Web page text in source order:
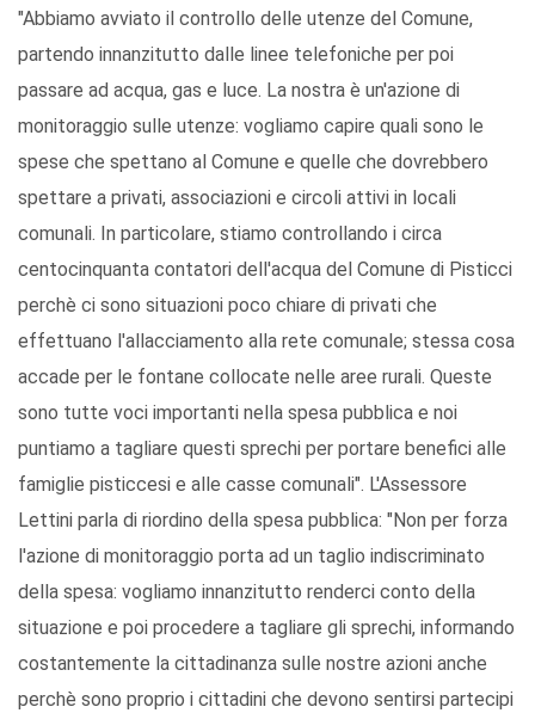
"Abbiamo avviato il controllo delle utenze del Comune,
partendo innanzitutto dalle linee telefoniche per poi
passare ad acqua, gas e luce. La nostra è un'azione di
monitoraggio sulle utenze: vogliamo capire quali sono le
spese che spettano al Comune e quelle che dovrebbero
spettare a privati, associazioni e circoli attivi in locali
comunali. In particolare, stiamo controllando i circa
centocinquanta contatori dell'acqua del Comune di Pisticci
perchè ci sono situazioni poco chiare di privati che
effettuano l'allacciamento alla rete comunale; stessa cosa
accade per le fontane collocate nelle aree rurali. Queste
sono tutte voci importanti nella spesa pubblica e noi
puntiamo a tagliare questi sprechi per portare benefici alle
famiglie pisticcesi e alle casse comunali". L'Assessore
Lettini parla di riordino della spesa pubblica: "Non per forza
l'azione di monitoraggio porta ad un taglio indiscriminato
della spesa: vogliamo innanzitutto renderci conto della
situazione e poi procedere a tagliare gli sprechi, informando
costantemente la cittadinanza sulle nostre azioni anche
perchè sono proprio i cittadini che devono sentirsi partecipi